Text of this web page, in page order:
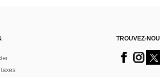
taxes
TROUVEZ-